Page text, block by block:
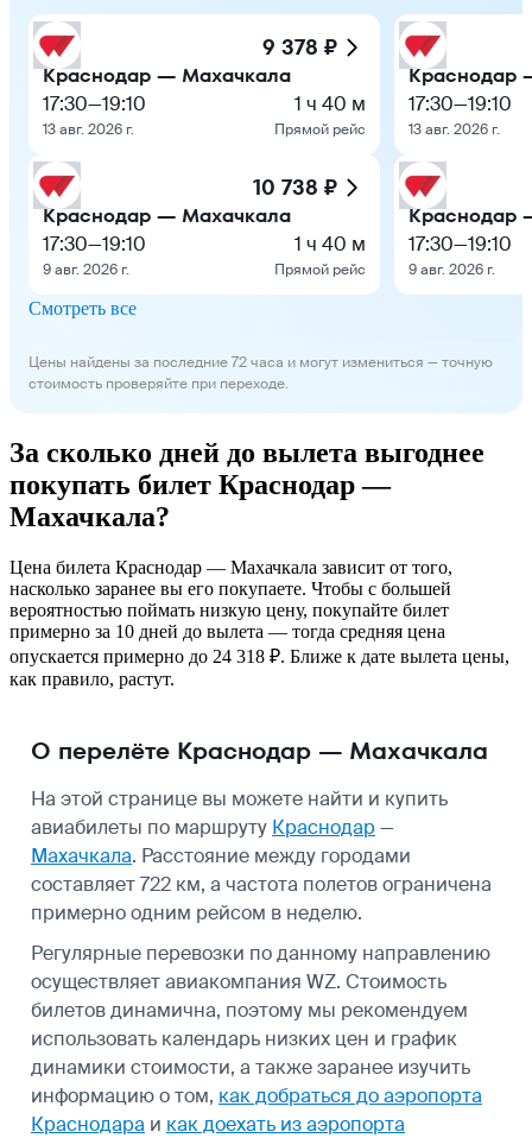
9 378 ₽
Краснодар — Махачкала
17:30—19:10
13 авг. 2026 г.
1 ч 40 м
Прямой рейс
10 738 ₽
Краснодар — Махачкала
17:30—19:10
9 авг. 2026 г.
1 ч 40 м
Прямой рейс
Краснодар
17:30—19:10
13 авг. 2026 г.
Краснодар
17:30—19:10
9 авг. 2026 г.
Смотреть все
Цены найдены за последние 72 часа и могут измениться — точную
стоимость проверяйте при переходе.
За сколько дней до вылета выгоднее
покупать билет Краснодар —
Махачкала?
Цена билета Краснодар — Махачкала зависит от того,
насколько заранее вы его покупаете. Чтобы с большей
вероятностью поймать низкую цену, покупайте билет
примерно за 10 дней до вылета — тогда средняя цена
опускается примерно до 24 318 ₽. Ближе к дате вылета цены,
как правило, растут.
О перелёте Краснодар — Махачкала
На этой странице вы можете найти и купить
авиабилеты по маршруту Краснодар—
Махачкала. Расстояние между городами
составляет 722 км, а частота полетов ограничена
примерно одним рейсом в неделю.
Регулярные перевозки по данному направлению
осуществляет авиакомпания WZ. Стоимость
билетов динамична, поэтому мы рекомендуем
использовать календарь низких цен и график
динамики стоимости, а также заранее изучить
информацию о том, как добраться до аэропорта
Краснодара и как доехать из аэропорта